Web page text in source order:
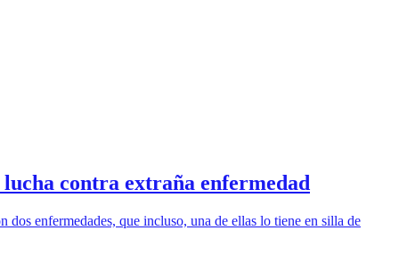
contra extraña enfermedad
enfermedades, que incluso, una de ellas lo tiene en silla de